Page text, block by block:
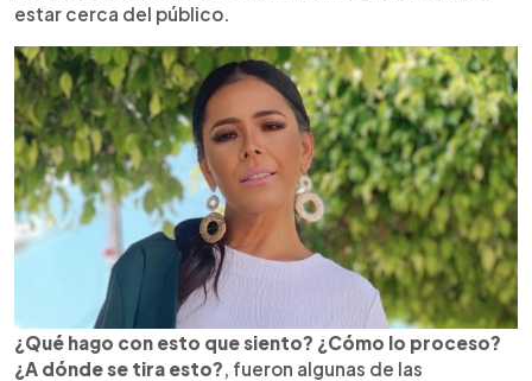
estar cerca del público.
¿Qué hago con esto que siento? ¿Cómo lo proceso?
¿A dónde se tira esto? , fueron algunas de las